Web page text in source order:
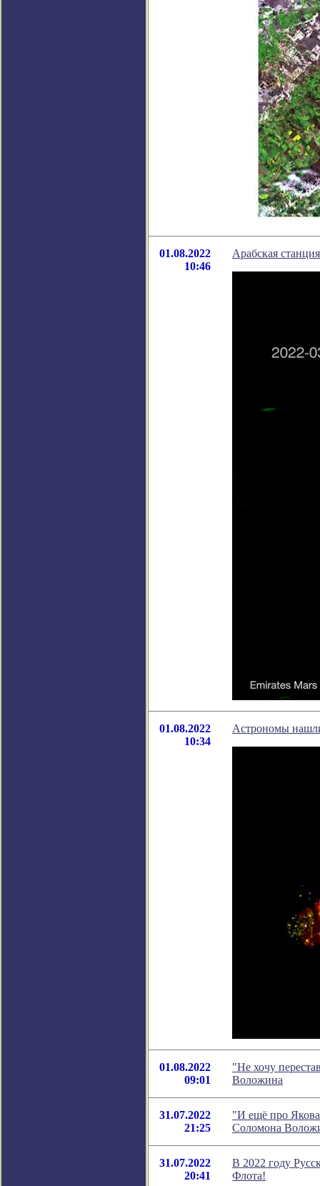
01.08.2022
10:46
Арабская
01.08.2022
10:34
Астрономы
01.08.2022
09:01
"Не хочу
Воложина
31.07.2022
21:25
"И ещё про
Соломона
31.07.2022
20:41
В 2022 году
Флота!